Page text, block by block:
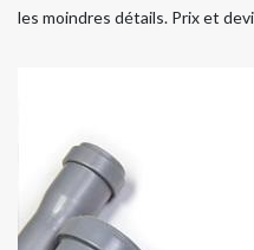
les moindres détails. Prix et